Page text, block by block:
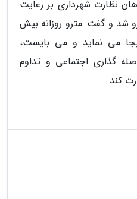
نظارت شهرداری بر رعایت
شد و گفت: مترو روزانه بیش
می نماید و می بایست،
گذاری اجتماعی و تداوم
کند.